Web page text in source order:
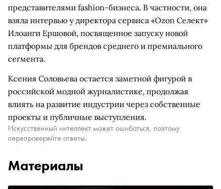
представителями fashion-бизнеса. В частности, она
взяла интервью у директора сервиса «Ozon Селект»
Илоанги Ершовой, посвященное запуску новой
платформы для брендов среднего и премиального
сегмента.
Ксения Соловьева остается заметной фигурой в
российской модной журналистике, продолжая
влиять на развитие индустрии через собственные
проекты и публичные выступления.
Искусственный интеллект может ошибаться, поэтому
перепроверяйте ответы.
Материалы